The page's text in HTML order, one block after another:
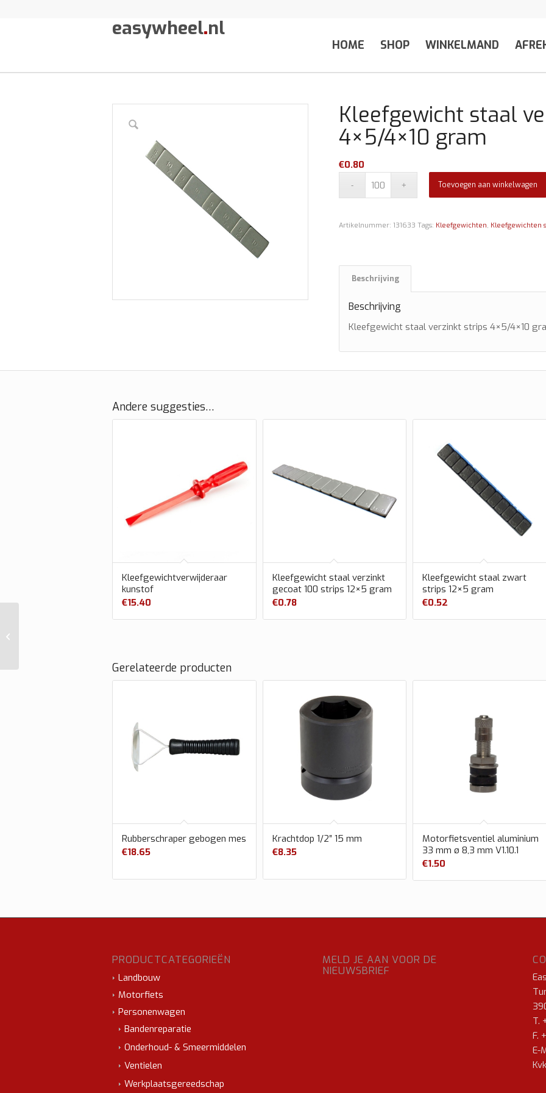
easywheel.nl
HOME SHOP WINKELMAND
Kleefgewicht staal
4×5/4×10 gram
€0.80
Toevoegen aan winkelwagen
Artikelnummer:131633 Tags: Kleefgewichten, Kleefgewichten
Beschrijving
Beschrijving
Kleefgewicht staal verzinkt strips 4×5/4×10
Andere suggesties…
Kleefgewichtverwijderaar
kunstof
€15.40
Kleefgewicht staal verzinkt
gecoat 100 strips 12×5 gram
€0.78
Kleefgewicht staal zwart
strips 12×5 gram
€0.52
Gerelateerde producten
Rubberschraper gebogen mes
€18.65
Krachtdop 1/2″ 15 mm
€8.35
Motorfietsventiel aluminium
33 mm ø 8,3 mm V1.10.1
€1.50
PRODUCTCATEGORIEËN
Landbouw
Motorfiets
Personenwagen
Bandenreparatie
Onderhoud- & Smeermiddelen
Ventielen
Werkplaatsgereedschap
MELD JE AAN VOOR DE
NIEUWSBRIEF
T.
F.
E-